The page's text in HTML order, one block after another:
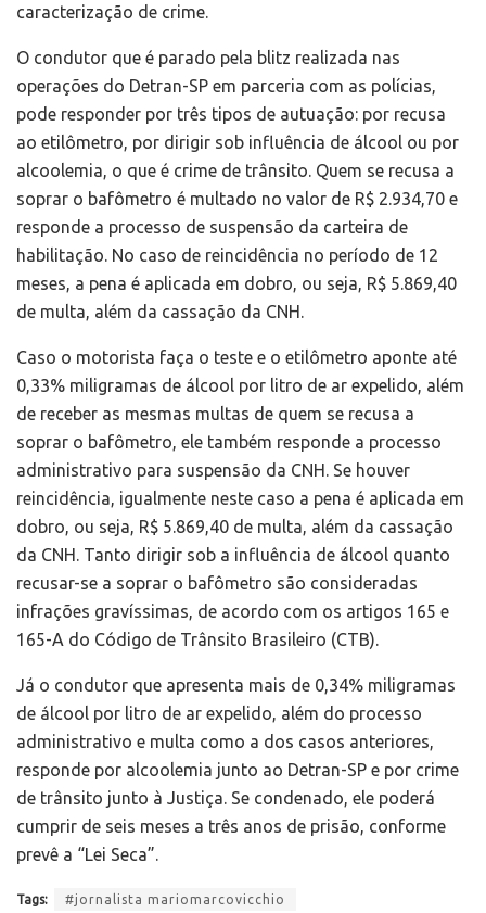
caracterização de crime.
O condutor que é parado pela blitz realizada nas
operações do Detran-SP em parceria com as polícias,
pode responder por três tipos de autuação: por recusa
ao etilômetro, por dirigir sob influência de álcool ou por
alcoolemia, o que é crime de trânsito. Quem se recusa a
soprar o bafômetro é multado no valor de R$ 2.934,70 e
responde a processo de suspensão da carteira de
habilitação. No caso de reincidência no período de 12
meses, a pena é aplicada em dobro, ou seja, R$ 5.869,40
de multa, além da cassação da CNH.
Caso o motorista faça o teste e o etilômetro aponte até
0,33% miligramas de álcool por litro de ar expelido, além
de receber as mesmas multas de quem se recusa a
soprar o bafômetro, ele também responde a processo
administrativo para suspensão da CNH. Se houver
reincidência, igualmente neste caso a pena é aplicada em
dobro, ou seja, R$ 5.869,40 de multa, além da cassação
da CNH. Tanto dirigir sob a influência de álcool quanto
recusar-se a soprar o bafômetro são consideradas
infrações gravíssimas, de acordo com os artigos 165 e
165-A do Código de Trânsito Brasileiro (CTB).
Já o condutor que apresenta mais de 0,34% miligramas
de álcool por litro de ar expelido, além do processo
administrativo e multa como a dos casos anteriores,
responde por alcoolemia junto ao Detran-SP e por crime
de trânsito junto à Justiça. Se condenado, ele poderá
cumprir de seis meses a três anos de prisão, conforme
prevê a “Lei Seca”.
Tags: #jornalista mariomarcovicchio